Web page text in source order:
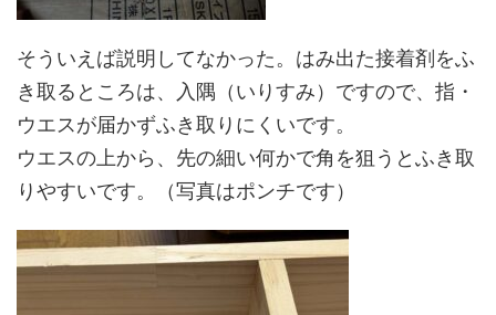
そういえば説明してなかった。はみ出た接着剤をふ
き取るところは、入隅（いりすみ）ですので、指・
ウエスが届かずふき取りにくいです。
ウエスの上から、先の細い何かで角を狙うとふき取
りやすいです。（写真はポンチです）